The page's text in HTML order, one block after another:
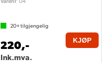
20+tilgjengelig
220,-
Ink.mva.
KJØP